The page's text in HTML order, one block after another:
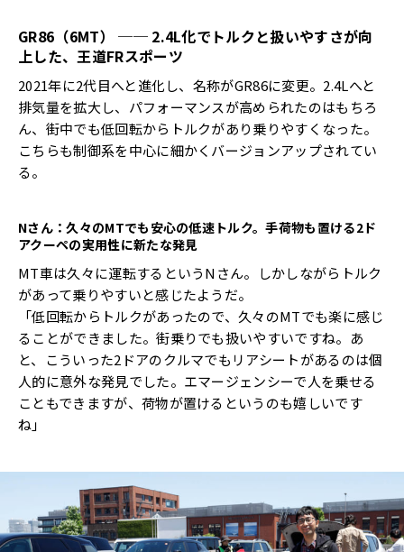
GR86 （6MT） ── 2.4L化でトルクと扱いやすさが向
上した、王道FRスポーツ
2021年に2代目へと進化し、名称がGR86に変更。2.4Lへと
排気量を拡大し、パフォーマンスが高められたのはもちろ
ん、街中でも低回転からトルクがあり乗りやすくなった。
こちらも制御系を中心に細かくバージョンアップされてい
る。
Nさん：久々のMTでも安心の低速トルク。手荷物も置ける2ド
アクーペの実用性に新たな発見
MT車は久々に運転するというNさん。しかしながらトルク
があって乗りやすいと感じたようだ。
「低回転からトルクがあったので、久々のMTでも楽に感じ
ることができました。街乗りでも扱いやすいですね。あ
と、こういった2ドアのクルマでもリアシートがあるのは個
人的に意外な発見でした。エマージェンシーで人を乗せる
こともできますが、荷物が置けるというのも嬉しいです
ね」